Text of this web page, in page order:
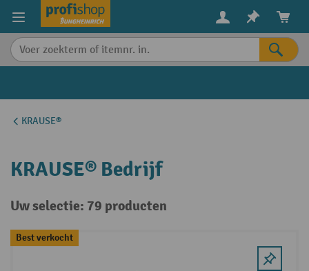
content
KRAUSE®
KRAUSE® Bedrijf
Uw selectie: 79 producten
Best verkocht